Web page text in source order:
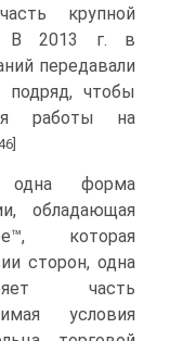
крупной
В 2013 г. в
передавали
чтобы
работы на
форма
обладающая
которая
сторон, одна
часть
условия